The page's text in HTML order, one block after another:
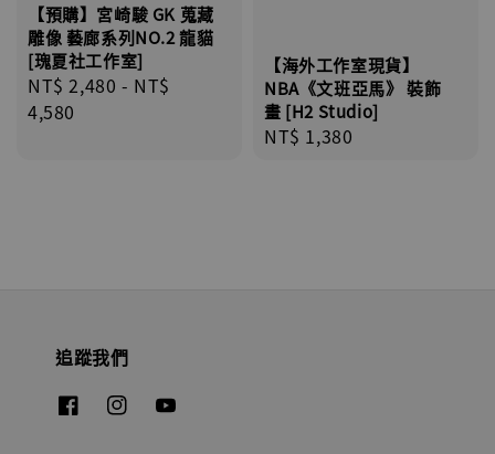
【預購】宮崎駿 GK 蒐藏
雕像 藝廊系列NO.2 龍貓
[瑰夏社工作室]
Regular
price
NT$ 2,480 - NT$
4,580
【海外工作室現貨】
NBA《文班亞馬》 裝飾
畫 [H2 Studio]
Regular
NT$ 1,380
追蹤我們